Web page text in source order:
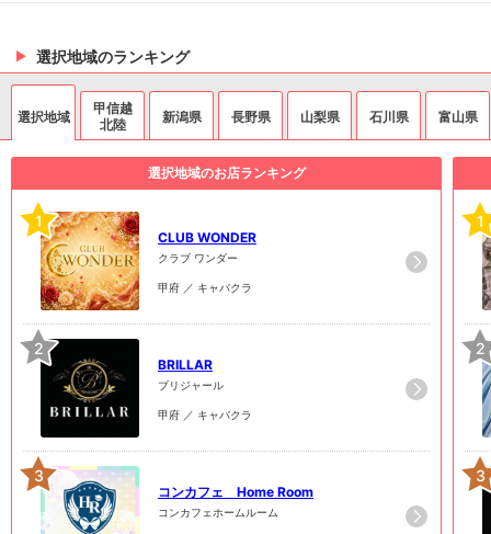
選択地域のランキング
選択地域
甲信越
北陸
新潟県 長野県 山梨県 石川県 富山県
選択地域のお店ランキング
1
CLUB WONDER
クラブ ワンダー
甲府 ／ キャバクラ
2
BRILLAR
ブリジャール
甲府 ／ キャバクラ
3
コンカフェ Home Room
コンカフェホームルーム
1
2
3